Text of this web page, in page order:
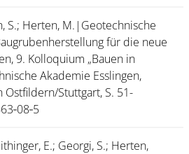
S.; Herten, M.|Geotechnische
für die neue
9. Kolloquium „Bauen in
Akademie Esslingen,
Ostfildern/Stuttgart, S. 51-
E.; Georgi, S.; Herten,